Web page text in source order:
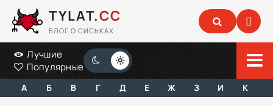
TYLAT.CC
БЛОГ О СИСЬКАХ
Лучшие
Популярные
А Б В Г Д Е Ж З И К